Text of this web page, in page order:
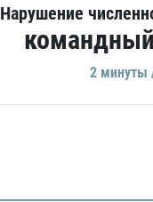
Нарушение
2 минуты